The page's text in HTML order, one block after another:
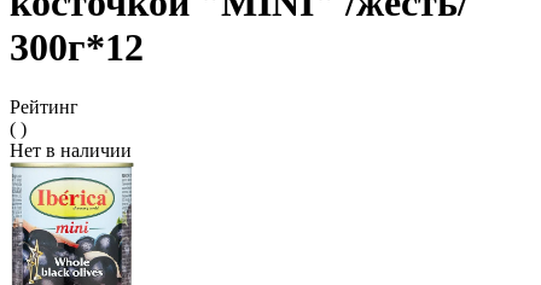
300г*12
Рейтинг
( )
Нет в наличии